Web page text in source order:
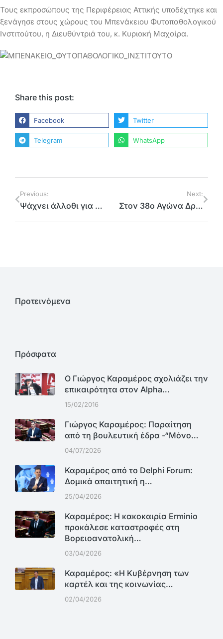
Τους εκπροσώπους της Περιφέρειας Αττικής υποδέχτηκε και
ξενάγησε στους χώρους του Μπενάκειου Φυτοπαθολογικού
Ινστιτούτου, η Διευθύντριά του, κ. Κυριακή Μαχαίρα.
Share this post:
Facebook Twitter
Telegram WhatsApp
Previous:
Ψάχνει άλλοθι για την απραξία του ο κ. Πατούλης
Next:
Στον 38ο Αγώνα Δρόμου Φιλοθέης-Ψυχικού ο Αντιπεριφερειάρχης Βορείου Τομέα Γιώργος Καραμέρος
Προτεινόμενα
Πρόσφατα
Ο Γιώργος Καραμέρος σχολιάζει την
επικαιρότητα στον Alpha…
15/02/2016
Γιώργος Καραμέρος: Παραίτηση
από τη βουλευτική έδρα -“Μόνο…
04/07/2026
Καραμέρος από το Delphi Forum:
Δομικά απαιτητική η…
25/04/2026
Καραμέρος: Η κακοκαιρία Erminio
προκάλεσε καταστροφές στη
Βορειοανατολική…
03/04/2026
Καραμέρος: «Η Κυβέρνηση των
καρτέλ και της κοινωνίας…
02/04/2026